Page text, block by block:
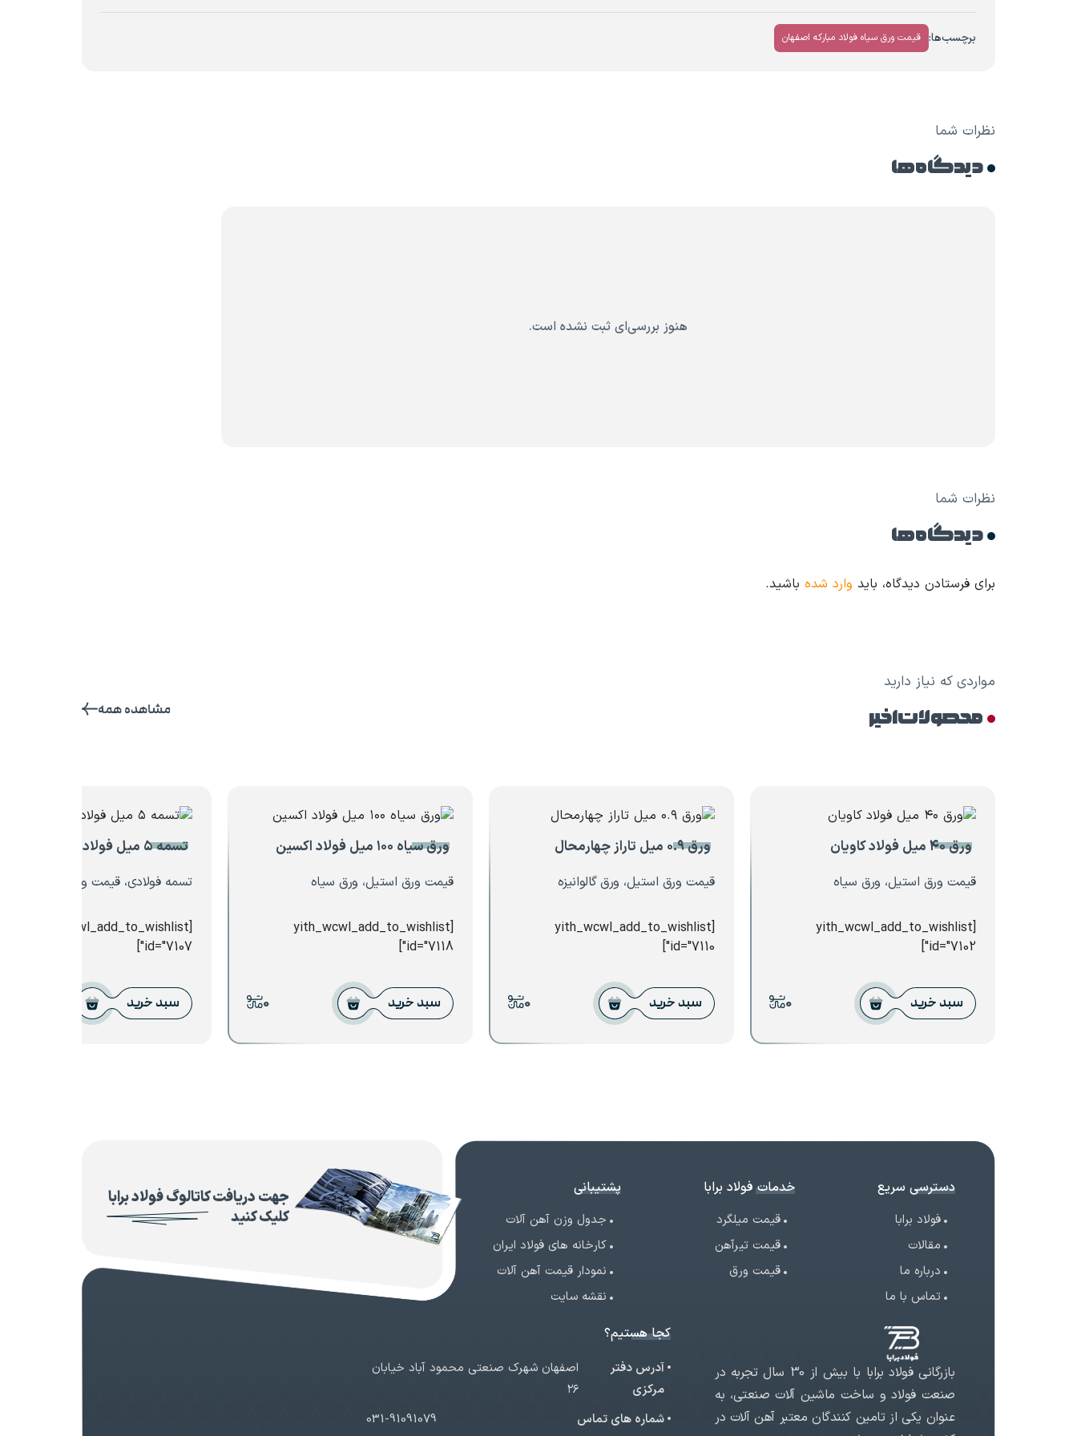
برچسب‌ها: قیمت ورق سیاه فولاد مبارکه اصفهان
نظرات شما
دیدگاه ها
هنوز بررسی‌ای ثبت نشده است.
نظرات شما
دیدگاه ها
برای فرستادن دیدگاه، باید وارد شده باشید.
مواردی که نیاز دارید
محصولات اخیر مشاهده همه
ورق ۴۰ میل فولاد کاویان
قیمت ورق استیل، ورق سیاه
[yith_wcwl_add_to_wishlist
id="7102"]
سبد خرید 0
ورق ۰.۹ میل تاراز چهارمحال
قیمت ورق استیل، ورق گالوانیزه
[yith_wcwl_add_to_wishlist
id="7110"]
سبد خرید 0
ورق سیاه ۱۰۰ میل فولاد اکسین
قیمت ورق استیل، ورق سیاه
[yith_wcwl_add_to_wishlist
id="7118"]
سبد خرید 0
تسمه ۵ میل فولاد کوهپایه
تسمه فولادی، قیمت ورق استیل
[yith_wcwl_add_to_wishlist
id="7107"]
سبد خرید
جهت دریافت کاتالوگ فولاد برابا
کلیک کنید
دسترسی سریع
فولاد برابا
مقالات
درباره ما
تماس با ما
خدمات فولاد برابا
قیمت میلگرد
قیمت تیرآهن
قیمت ورق
پشتیبانی
جدول وزن آهن آلات
کارخانه های فولاد ایران
نمودار قیمت آهن آلات
نقشه سایت
بازرگانی فولاد برابا با بیش از 30 سال تجربه در
صنعت فولاد و ساخت ماشین آلات صنعتی، به
عنوان یکی از تامین کنندگان معتبر آهن آلات در
کجا هستیم؟
آدرس دفتر
مرکزی
اصفهان شهرک صنعتی محمود آباد خیابان
۲۶
شماره های تماس
031-91091079